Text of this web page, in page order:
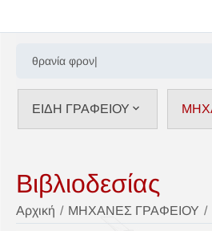
ΕΙΔΗ ΓΡΑΦΕΙΟΥ
Βιβλιοδεσίας
Αρχική / ΜΗΧΑΝΕΣ ΓΡΑΦΕΙΟΥ /